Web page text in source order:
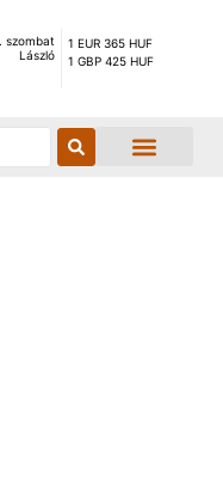
szombat
László
1 EUR 365 HUF
1 GBP 425 HUF